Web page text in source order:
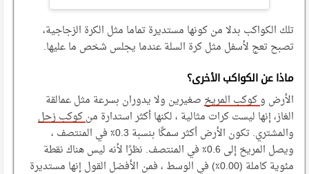
تلك الكواكب بدلا من كونها مستديرة تماما مثل الكرة الزجاجية،
تصبح تعج لأسفل مثل كرة السلة عندما يجلس شخص ما عليها.
ماذا عن الكواكب الأخرى؟
الأرض و كوكب المريخ صغيرين ولا يدوران بسرعة مثل عمالقة
الغاز، إنها ليست كرات مثالية ، لكنها أكثر استدارة من كوكب زحل
والمشتري. تكون الأرض أكثر سمكًا بنسبة 0.3٪ في المنتصف ،
ويصل المريخ إلى 0.6٪ في المنتصف. نظرًا لأنه ليس هناك نقطة
مئوية كاملة (0.00٪) في الوسط ، فمن الأفضل القول إنها مستديرة